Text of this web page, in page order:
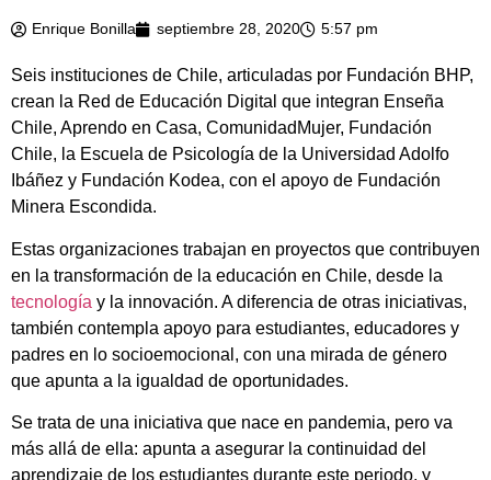
Enrique Bonilla septiembre 28, 2020 5:57 pm
Seis instituciones de Chile, articuladas por Fundación BHP,
crean la Red de Educación Digital que integran Enseña
Chile, Aprendo en Casa, ComunidadMujer, Fundación
Chile, la Escuela de Psicología de la Universidad Adolfo
Ibáñez y Fundación Kodea, con el apoyo de Fundación
Minera Escondida.
Estas organizaciones trabajan en proyectos que contribuyen
en la transformación de la educación en Chile, desde la
tecnología y la innovación. A diferencia de otras iniciativas,
también contempla apoyo para estudiantes, educadores y
padres en lo socioemocional, con una mirada de género
que apunta a la igualdad de oportunidades.
Se trata de una iniciativa que nace en pandemia, pero va
más allá de ella: apunta a asegurar la continuidad del
aprendizaje de los estudiantes durante este periodo, y